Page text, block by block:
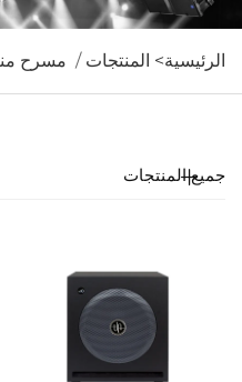
الرئيسية> المنتجات / مسرح
جميع المنتجات